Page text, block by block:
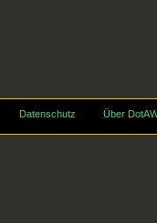
Datenschutz Über